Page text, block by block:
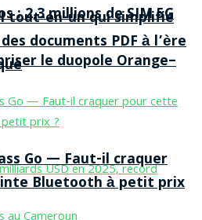
: 2,3 millions de SIM 5G
le duopole Orange–
tout-en-un qui simplifie
documents PDF à l’ère
Go — Faut-il craquer
Bluetooth à petit prix